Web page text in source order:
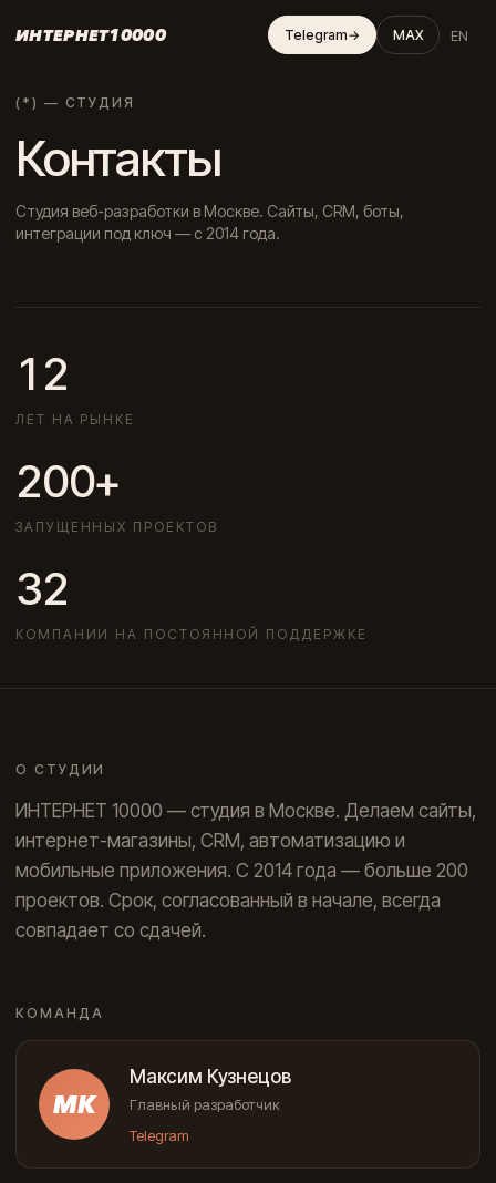
ИНТЕРНЕТ10000 Telegram→ MAX EN
(*) — СТУДИЯ
Контакты
Студия веб-разработки в Москве. Сайты, CRM, боты,
интеграции под ключ — с 2014 года.
12
ЛЕТ НА РЫНКЕ
200+
ЗАПУЩЕННЫХ ПРОЕКТОВ
32
КОМПАНИИ НА ПОСТОЯННОЙ ПОДДЕРЖКЕ
О СТУДИИ
ИНТЕРНЕТ 10000 — студия в Москве. Делаем сайты,
интернет-магазины, CRM, автоматизацию и
мобильные приложения. С 2014 года — больше 200
проектов. Срок, согласованный в начале, всегда
совпадает со сдачей.
КОМАНДА
МК
Максим Кузнецов
Главный разработчик
Telegram